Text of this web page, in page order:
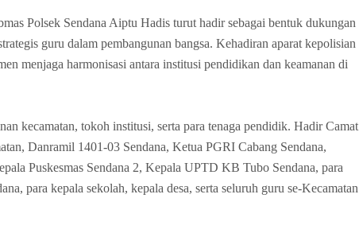
Polsek Sendana Aiptu Hadis turut hadir sebagai bentuk dukungan
guru dalam pembangunan bangsa. Kehadiran aparat kepolisian
menjaga harmonisasi antara institusi pendidikan dan keamanan di
kecamatan, tokoh institusi, serta para tenaga pendidik. Hadir Camat
Danramil 1401-03 Sendana, Ketua PGRI Cabang Sendana,
Puskesmas Sendana 2, Kepala UPTD KB Tubo Sendana, para
para kepala sekolah, kepala desa, serta seluruh guru se-Kecamatan